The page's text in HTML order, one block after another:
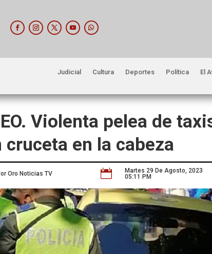
Judicial Cultura Deportes Política El
Violenta pelea de
cruceta en la cabeza
Oro Noticias TV 
Martes 29 De Agosto, 2023
05:11 PM